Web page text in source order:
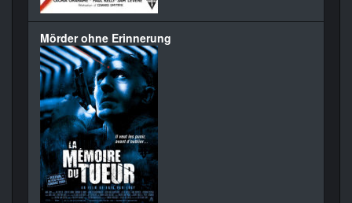
Mörder ohne Erinnerung